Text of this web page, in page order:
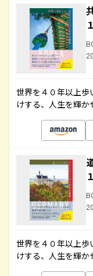
世界を４０年以上歩
けする、人生を輝
世界を４０年以上歩
けする、人生を輝